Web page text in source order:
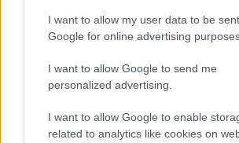
I want to allow my user data to be
Google for online advertising
I want to allow Google to send me
personalized advertising.
I want to allow Google to enable
related to analytics like cookies on
szorgalmas tanulását csakhamar
hagynom. Hol egy filmszerep miatt,